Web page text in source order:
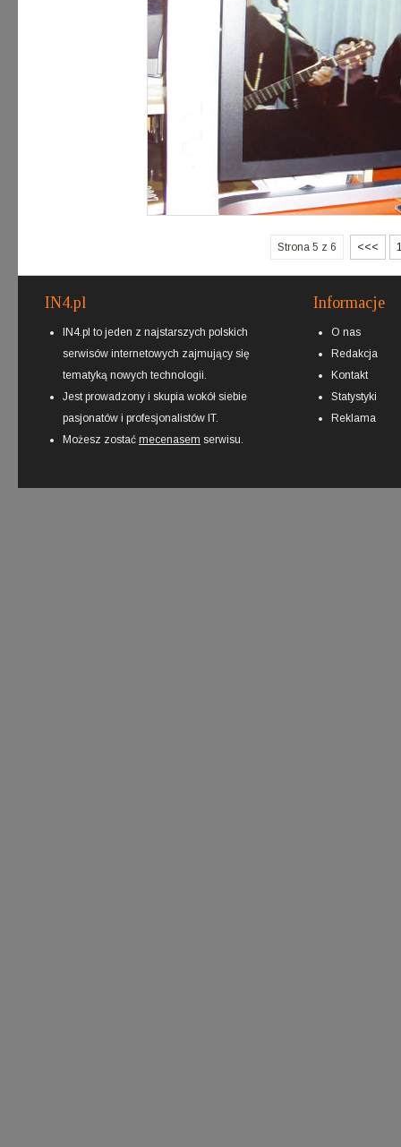
Strona 5 z 6 <<<
IN4.pl
IN4.pl to jeden z najstarszych polskich
serwisów internetowych zajmujący się
tematyką nowych technologii.
Jest prowadzony i skupia wokół siebie
pasjonatów i profesjonalistów IT.
Możesz zostać mecenasem serwisu.
Informacje
O nas
Redakcja
Kontakt
Statystyki
Reklama